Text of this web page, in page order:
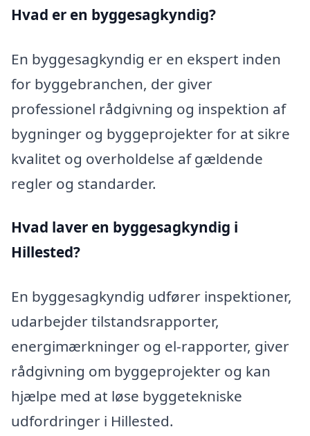
Hvad er en byggesagkyndig?
En byggesagkyndig er en ekspert inden
for byggebranchen, der giver
professionel rådgivning og inspektion af
bygninger og byggeprojekter for at sikre
kvalitet og overholdelse af gældende
regler og standarder.
Hvad laver en byggesagkyndig i
Hillested?
En byggesagkyndig udfører inspektioner,
udarbejder tilstandsrapporter,
energimærkninger og el-rapporter, giver
rådgivning om byggeprojekter og kan
hjælpe med at løse byggetekniske
udfordringer i Hillested.